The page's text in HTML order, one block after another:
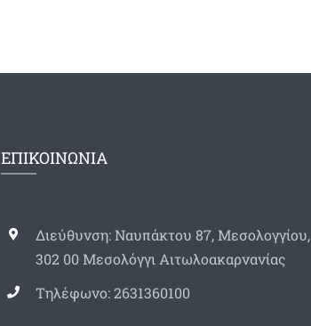
ΕΠΙΚΟΙΝΩΝΙΑ
Διεύθυνση: Ναυπάκτου 87, Μεσολογγίου,
302 00 Μεσολόγγι Αιτωλοακαρνανίας
Τηλέφωνο: 2631360100